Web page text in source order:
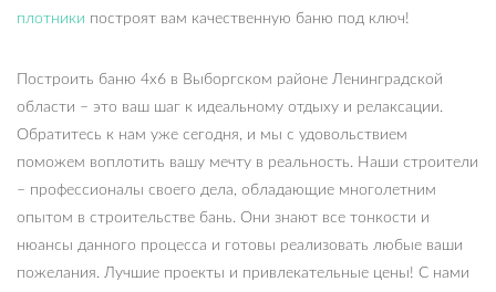
плотники построят вам качественную баню под ключ!
Построить баню 4х6 в Выборгском районе Ленинградской
области – это ваш шаг к идеальному отдыху и релаксации.
Обратитесь к нам уже сегодня, и мы с удовольствием
поможем воплотить вашу мечту в реальность. Наши строители
– профессионалы своего дела, обладающие многолетним
опытом в строительстве бань. Они знают все тонкости и
нюансы данного процесса и готовы реализовать любые ваши
пожелания. Лучшие проекты и привлекательные цены! С нами